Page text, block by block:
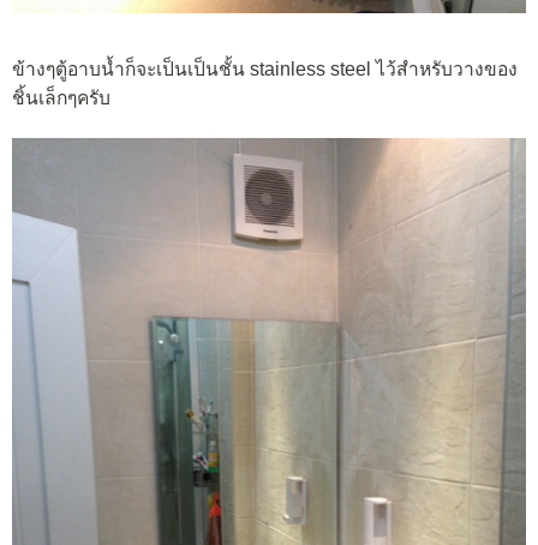
ข้างๆตู้อาบน้ำก็จะเป็นเป็นชั้น stainless steel ไว้สำหรับวางของ
ชิ้นเล็กๆครับ